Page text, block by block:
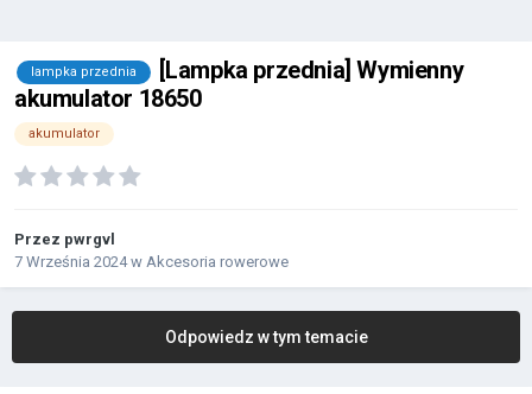
lampka przednia
[Lampka przednia] Wymienny
akumulator 18650
akumulator
Przez pwrgvl
7 Września 2024w Akcesoria rowerowe
Odpowiedz w tym temacie